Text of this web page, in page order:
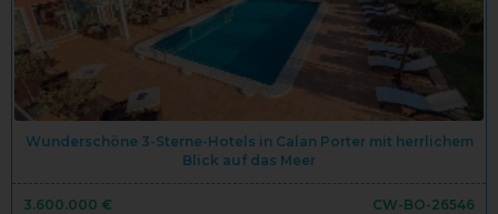
Wunderschöne 3-Sterne-Hotels in Calan Porter mit herrlichem
Blick auf das Meer
3.600.000 € CW-BO-26546